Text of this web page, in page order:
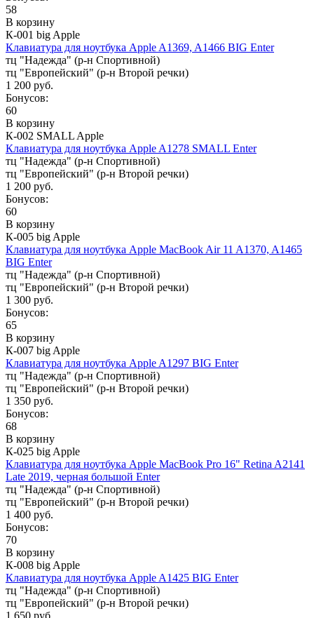
58
В корзину
К-001 big Apple
Клавиатура для ноутбука Apple A1369, A1466 BIG Enter
тц "Надежда" (р-н Спортивной)
тц "Европейский" (р-н Второй речки)
1 200 руб.
Бонусов:
60
В корзину
К-002 SMALL Apple
Клавиатура для ноутбука Apple A1278 SMALL Enter
тц "Надежда" (р-н Спортивной)
тц "Европейский" (р-н Второй речки)
1 200 руб.
Бонусов:
60
В корзину
К-005 big Apple
Клавиатура для ноутбука Apple MacBook Air 11 A1370, A1465
BIG Enter
тц "Надежда" (р-н Спортивной)
тц "Европейский" (р-н Второй речки)
1 300 руб.
Бонусов:
65
В корзину
К-007 big Apple
Клавиатура для ноутбука Apple A1297 BIG Enter
тц "Надежда" (р-н Спортивной)
тц "Европейский" (р-н Второй речки)
1 350 руб.
Бонусов:
68
В корзину
К-025 big Apple
Клавиатура для ноутбука Apple MacBook Pro 16" Retina A2141
Late 2019, черная большой Enter
тц "Надежда" (р-н Спортивной)
тц "Европейский" (р-н Второй речки)
1 400 руб.
Бонусов:
70
В корзину
К-008 big Apple
Клавиатура для ноутбука Apple A1425 BIG Enter
тц "Надежда" (р-н Спортивной)
тц "Европейский" (р-н Второй речки)
1 650 руб.